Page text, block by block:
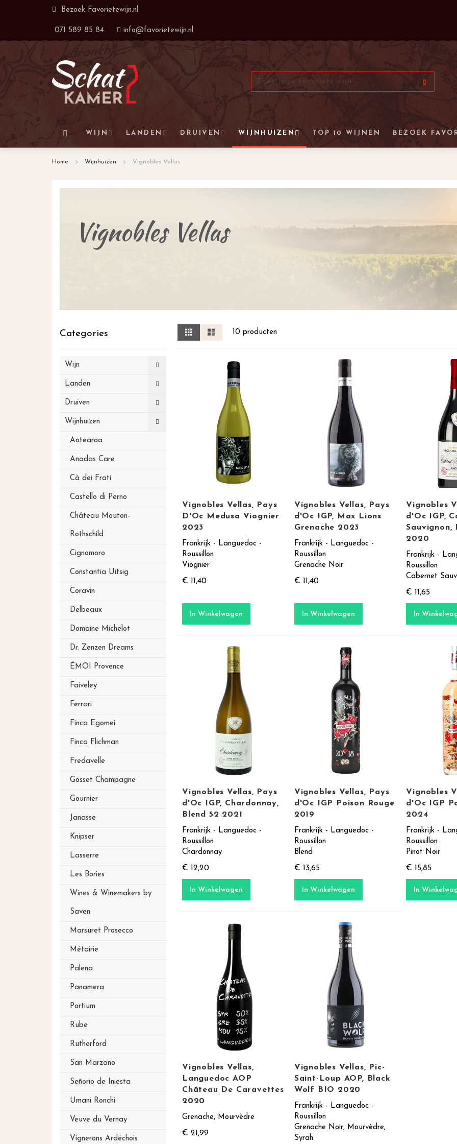
Ga
naar
inhoud
Bezoek Favorietewijn.nl
071 589 85 84 info@favorietewijn.nl
WIJN LANDEN DRUIVEN WIJNHUIZEN TOP 10 WIJNEN BEZOEK
Home Wijnhuizen Vignobles Vellas
Vignobles Vellas
Tonen
als
Foto-
tabel
10 producten
Vignobles Vellas, Pays
D'Oc Medusa Viognier
2023
Frankrijk - Languedoc -
Roussillon
Viognier
€ 11,40
In Winkelwagen
Vignobles Vellas, Pays
d'Oc IGP, Max Lions
Grenache 2023
Frankrijk - Languedoc -
Roussillon
Grenache Noir
€ 11,40
In Winkelwagen
Vignobles
d'Oc IGP,
Sauvignon,
2020
Frankrijk -
Roussillon
Cabernet
€ 11,65
In
Vignobles Vellas, Pays
d'Oc IGP, Chardonnay,
Blend 52 2021
Frankrijk - Languedoc -
Roussillon
Chardonnay
€ 12,20
In Winkelwagen
Vignobles Vellas, Pays
d'Oc IGP Poison Rouge
2019
Frankrijk - Languedoc -
Roussillon
Blend
€ 13,65
In Winkelwagen
Vignobles
d'Oc IGP
2024
Frankrijk -
Roussillon
Pinot Noir
€ 15,85
In
Vignobles Vellas,
Languedoc AOP
Château De Caravettes
2020
Grenache, Mourvèdre
€ 21,99
Vignobles Vellas, Pic-
Saint-Loup AOP, Black
Wolf BIO 2020
Frankrijk - Languedoc -
Roussillon
Grenache Noir, Mourvèdre,
Syrah
Categories
Wijn
Landen
Druiven
Wijnhuizen
Aotearoa
Anadas Care
Cà dei Frati
Castello di Perno
Château Mouton-
Rothschild
Cignomoro
Constantia Uitsig
Coravin
Delbeaux
Domaine Michelot
Dr. Zenzen Dreams
ÉMOI Provence
Faiveley
Ferrari
Finca Egomei
Finca Flichman
Fredavelle
Gosset Champagne
Gournier
Janasse
Knipser
Lasserre
Les Bories
Wines & Winemakers by
Saven
Marsuret Prosecco
Métairie
Palena
Panamera
Portium
Rube
Rutherford
San Marzano
Señorio de Iniesta
Umani Ronchi
Veuve du Vernay
Vignerons Ardéchois